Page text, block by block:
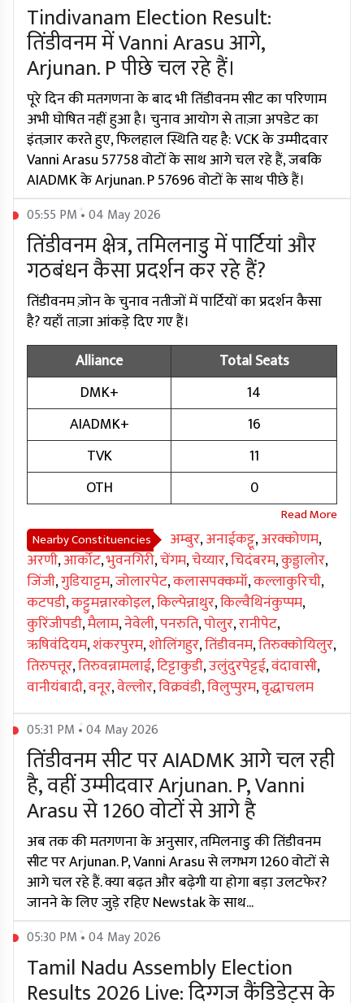
Tindivanam Election Result:
तिंडीवनम में Vanni Arasu आगे,
Arjunan. P पीछे चल रहे हैं।
पूरे दिन की मतगणना के बाद भी तिंडीवनम सीट का परिणाम
अभी घोषित नहीं हुआ है। चुनाव आयोग से ताज़ा अपडेट का
इंतज़ार करते हुए, फिलहाल स्थिति यह है: VCK के उम्मीदवार
Vanni Arasu 57758 वोटों के साथ आगे चल रहे हैं, जबकि
AIADMK के Arjunan. P 57696 वोटों के साथ पीछे हैं।
05:55 PM • 04 May 2026
तिंडीवनम क्षेत्र, तमिलनाडु में पार्टियां और
गठबंधन कैसा प्रदर्शन कर रहे हैं?
तिंडीवनम ज़ोन के चुनाव नतीजों में पार्टियों का प्रदर्शन कैसा
है? यहाँ ताज़ा आंकड़े दिए गए हैं।
Alliance
Total Seats
DMK+
14
AIADMK+
16
TVK
11
OTH
0
Nearby Constituencies अम्बुर,अनाईकट्टू,अरक्कोणम,
अरणी,आर्कोट,भुवनगिरी,चेंगम,चेय्यार,चिदंबरम,कुड्डालोर,
जिंजी,गुडियाट्टम,जोलारपेट,कलासपक्कमॉ,कल्लाकुरिची,
कटपडी,कट्टुमन्नारकोइल,किल्पेन्नाथुर,किल्वैथिनंकुप्पम,
कुरिंजीपडी,मैलाम,नेवेली,पनरुति,पोलुर,रानीपेट,
ऋषिवंदियम,शंकरपुरम,शोलिंगहुर,तिंडीवनम,तिरुक्कोयिलुर,
तिरुपत्तूर,तिरुवन्नामलाई,टिट्टाकुडी,उलुंदुरपेट्टई,वंदावासी,
वानीयंबादी,वनूर,वेल्लोर,विक्रवंडी,विलुप्पुरम,वृद्धाचलम
05:31 PM • 04 May 2026
तिंडीवनम सीट पर AIADMK आगे चल रही
है, वहीं उम्मीदवार Arjunan. P, Vanni
Arasu से 1260 वोटों से आगे है
अब तक की मतगणना के अनुसार, तमिलनाडु की तिंडीवनम
सीट पर Arjunan. P, Vanni Arasu से लगभग 1260 वोटों से
आगे चल रहे हैं. क्या बढ़त और बढ़ेगी या होगा बड़ा उलटफेर?
जानने के लिए जुड़े रहिए Newstak के साथ...
05:30 PM • 04 May 2026
Tamil Nadu Assembly Election
Results 2026 Live: दिग्गज कैंडिडेट्स के